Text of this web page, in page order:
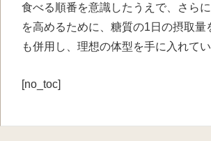
食べる順番を意識したうえで、さら
を高めるために、糖質の1日の摂取量
も併用し、理想の体型を手に入れてい
[no_toc]